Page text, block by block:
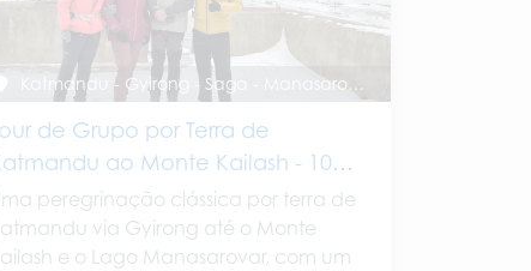
Katmandu - Gyirong - Saga - Manasarovar - Kailash - Saga - Gyirong - Katmandu
de Grupo por Terra de
ao Monte Kailash - 10
Dias peregrinação clássica por terra de
via Gyirong até o Monte
e o Lago Manasarovar, com um